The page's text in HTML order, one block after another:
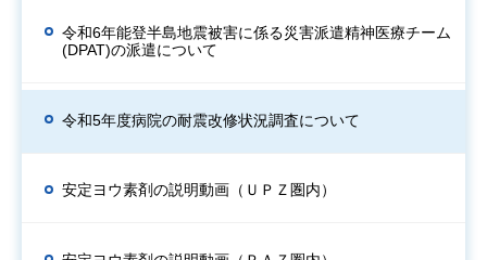
令和6年能登半島地震被害に係る災害派遣精神医療チーム
(DPAT)の派遣について
令和5年度病院の耐震改修状況調査について
安定ヨウ素剤の説明動画（ＵＰＺ圏内）